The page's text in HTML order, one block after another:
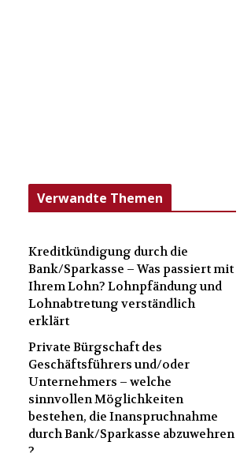
Verwandte Themen
Kreditkündigung durch die
Bank/Sparkasse – Was passiert mit
Ihrem Lohn? Lohnpfändung und
Lohnabtretung verständlich
erklärt
Private Bürgschaft des
Geschäftsführers und/oder
Unternehmers – welche
sinnvollen Möglichkeiten
bestehen, die Inanspruchnahme
durch Bank/Sparkasse abzuwehren